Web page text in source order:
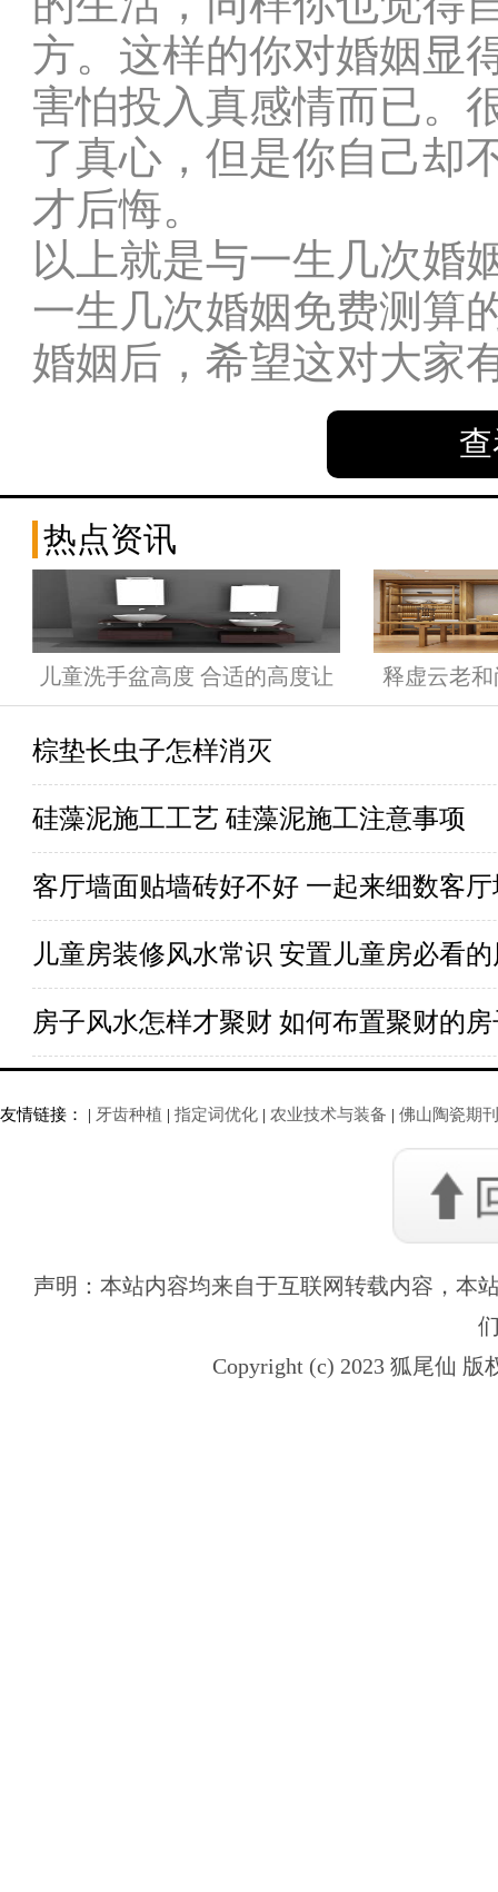
方。这样的你对婚姻显
害怕投入真感情而已。
了真心，但是你自己却
才后悔。
以上就是与一生几次婚
一生几次婚姻免费测算
婚姻后，希望这对大家
热点资讯
儿童洗手盆高度 合适的高度让
孩子爱上洗手
释虚云老
棕垫长虫子怎样消灭
硅藻泥施工工艺 硅藻泥施工注意事项
客厅墙面贴墙砖好不好 一起来细数客
儿童房装修风水常识 安置儿童房必看
房子风水怎样才聚财 如何布置聚财的
友情链接： | 牙齿种植 | 指定词优化 | 农业技术与装备 | 佛山陶瓷期
声明：本站内容均来自于互联网转载内容，本
Copyright (c) 2023 狐尾仙 版